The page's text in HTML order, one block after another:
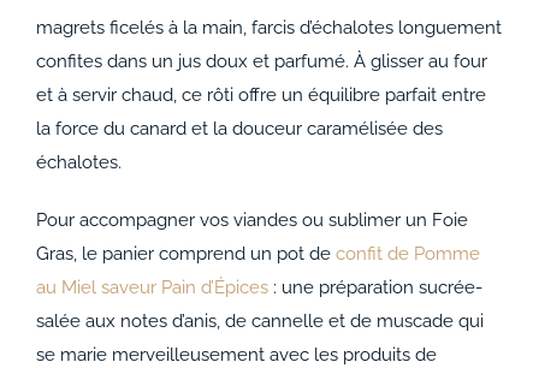
magrets ficelés à la main, farcis d’échalotes longuement
confites dans un jus doux et parfumé. À glisser au four
et à servir chaud, ce rôti offre un équilibre parfait entre
la force du canard et la douceur caramélisée des
échalotes.
Pour accompagner vos viandes ou sublimer un Foie
Gras, le panier comprend un pot de confit de Pomme
au Miel saveur Pain d’Épices: une préparation sucrée-
salée aux notes d’anis, de cannelle et de muscade qui
se marie merveilleusement avec les produits de